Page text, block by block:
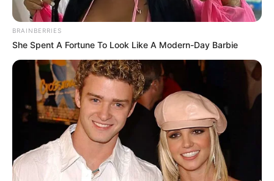
MANTÉNGASE EN ALERTA
Tenemos todas las noticias que le
interesan. Para estar bien informado, por
favor, active las notificaciones de Alerta.
ACTIVAR AHORA
BRAINBERRIES
She Spent A Fortune To Look Like A Modern-Day Barbie